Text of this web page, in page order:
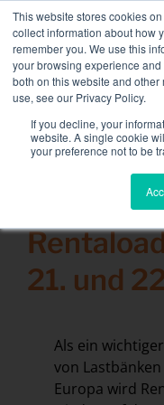
This website stores cookies
collect information about how
remember you. We use this
your browsing experience
both on this website and
use, see our Privacy Policy.
If you decline, your
website. A single cookie
your preference not to be
content
NEUE FLOTTE:
weitere
Dienstleistungen
Sektoren und
Das Unternehmen
Ressourcen
Kalender
Search
for:
21. und
Als ein
von
Europa wird